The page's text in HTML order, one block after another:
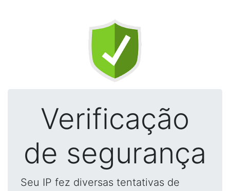
Verificação
de segurança
Seu IP fez diversas tentativas de